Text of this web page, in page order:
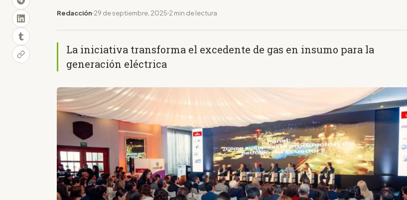
Redacción 29 de septiembre, 2025 2 min de lectura
La iniciativa transforma el excedente de gas en insumo para la
generación eléctrica